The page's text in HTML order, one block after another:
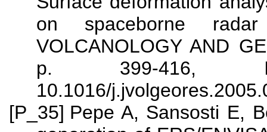
on spaceborne
VOLCANOLOGY AND
p. 399-416,
10.1016/
[P_35] Pepe A, Sansosti E,